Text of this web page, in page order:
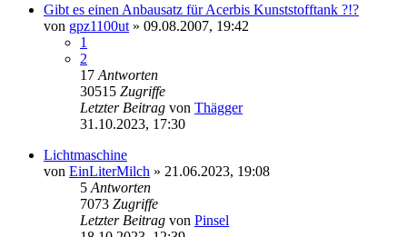
Gibt es einen Anbausatz für Acerbis Kunststofftank ?!?
von gpz1100ut » 09.08.2007, 19:42
1
2
17 Antworten
30515 Zugriffe
Letzter Beitrag von Thägger
31.10.2023, 17:30
Lichtmaschine
von EinLiterMilch » 21.06.2023, 19:08
5 Antworten
7073 Zugriffe
Letzter Beitrag von Pinsel